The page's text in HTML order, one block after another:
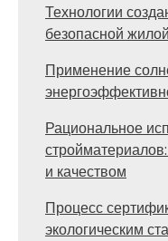
Технологии
безопасной
Применение
Рациональное
и качеством
Процесс
экологическим